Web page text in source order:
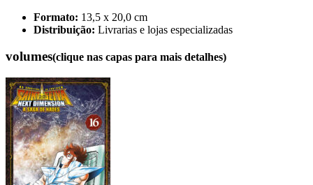
Formato: 13,5 x 20,0 cm
Distribuição: Livrarias e lojas especializadas
volumes(clique nas capas para mais detalhes)